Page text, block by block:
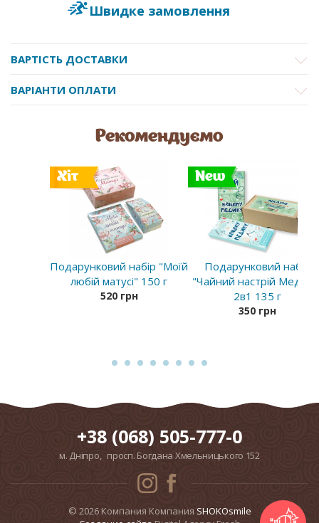
Швидке замовлення
ВАРТІСТЬ ДОСТАВКИ
ВАРІАНТИ ОПЛАТИ
Рекомендуємо
Хіт
Подарунковий набір "Моїй
любій матусі" 150 г
520 грн
New
Подарунковий набір
"Чайний настрій
2в1 135 г
350 грн
+38 (068) 505-777-0
м. Дніпро, просп. Богдана Хмельницького 152
© 2026 Компания Компания SHOKOsmile